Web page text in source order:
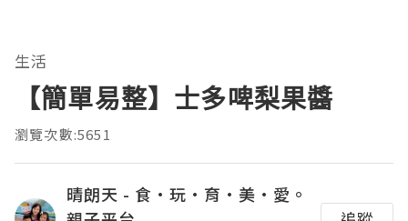
生活
【簡單易整】士多啤梨果醬
瀏覽次數:5651
晴朗天 - 食·玩·育·美·愛。